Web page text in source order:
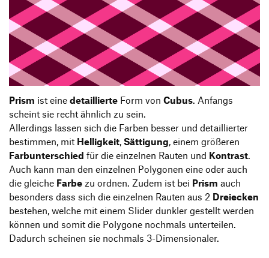
Prism ist eine detaillierte Form von Cubus. Anfangs
scheint sie recht ähnlich zu sein.
Allerdings lassen sich die Farben besser und detaillierter
bestimmen, mit Helligkeit, Sättigung, einem größeren
Farbunterschied für die einzelnen Rauten und Kontrast.
Auch kann man den einzelnen Polygonen eine oder auch
die gleiche Farbe zu ordnen. Zudem ist bei Prism auch
besonders dass sich die einzelnen Rauten aus 2 Dreiecken
bestehen, welche mit einem Slider dunkler gestellt werden
können und somit die Polygone nochmals unterteilen.
Dadurch scheinen sie nochmals 3-Dimensionaler.